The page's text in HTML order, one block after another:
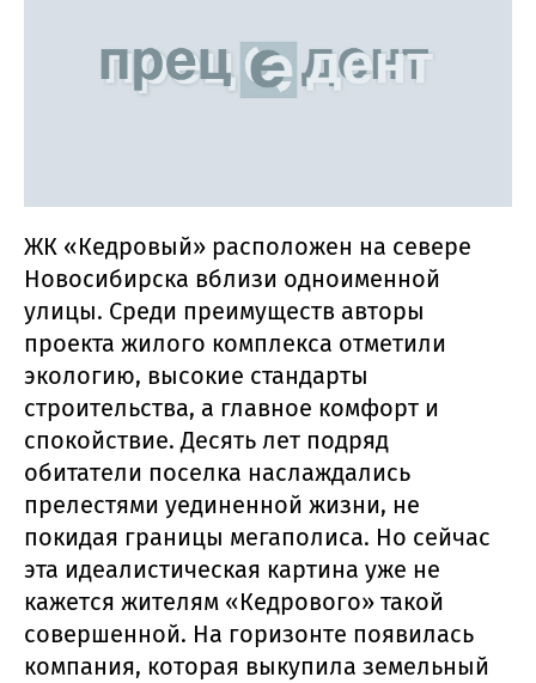
ЖК «Кедровый» расположен на севере
Новосибирска вблизи одноименной
улицы. Среди преимуществ авторы
проекта жилого комплекса отметили
экологию, высокие стандарты
строительства, а главное комфорт и
спокойствие. Десять лет подряд
обитатели поселка наслаждались
прелестями уединенной жизни, не
покидая границы мегаполиса. Но сейчас
эта идеалистическая картина уже не
кажется жителям «Кедрового» такой
совершенной. На горизонте появилась
компания, которая выкупила земельный